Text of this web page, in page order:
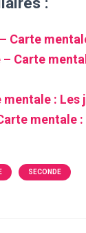
Carte
– Carte
mentale :
mentale
SECONDE